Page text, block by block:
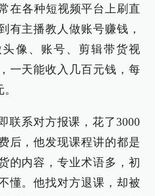
在各种短视频平台上刷直
有主播教人做账号赚钱，
像、账号、剪辑带货视
一天能收入几百元钱，每
联系对方报课，花了3000
后，他发现课程讲的都是
的内容，专业术语多，初
懂。他找对方退课，却被